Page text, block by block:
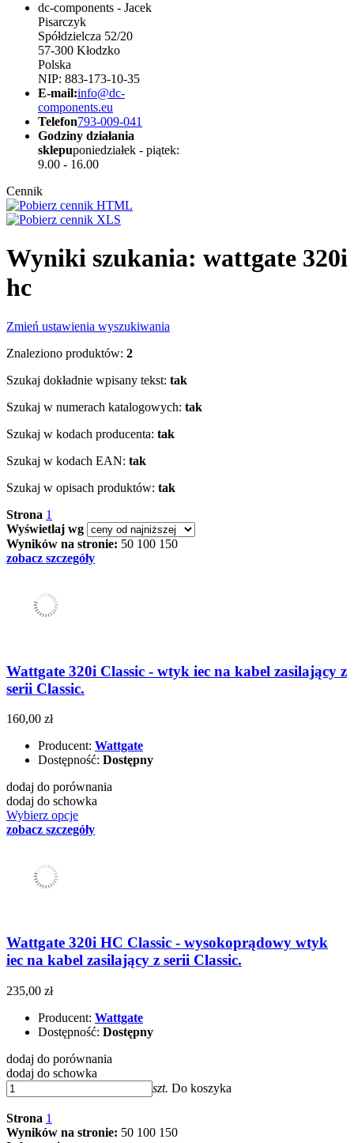
dc-components - Jacek
Pisarczyk
Spółdzielcza 52/20
57-300 Kłodzko
Polska
NIP: 883-173-10-35
E-mail:info@dc-
components.eu
Telefon793-009-041
Godziny działania
sklepuponiedziałek - piątek:
9.00 - 16.00
Cennik
Wyniki szukania: wattgate 320i
hc
Zmień ustawienia wyszukiwania
Znaleziono produktów: 2
Szukaj dokładnie wpisany tekst: tak
Szukaj w numerach katalogowych: tak
Szukaj w kodach producenta: tak
Szukaj w kodach EAN: tak
Szukaj w opisach produktów: tak
Strona 1
Wyświetlaj wg
Wyników na stronie: 50 100 150
zobacz szczegóły
Wattgate 320i Classic - wtyk iec na kabel zasilający z
serii Classic.
160,00 zł
Producent: Wattgate
Dostępność: Dostępny
dodaj do porównania
dodaj do schowka
Wybierz opcje
zobacz szczegóły
Wattgate 320i HC Classic - wysokoprądowy wtyk
iec na kabel zasilający z serii Classic.
235,00 zł
Producent: Wattgate
Dostępność: Dostępny
dodaj do porównania
dodaj do schowka
szt. Do koszyka
Strona 1
Wyników na stronie: 50 100 150